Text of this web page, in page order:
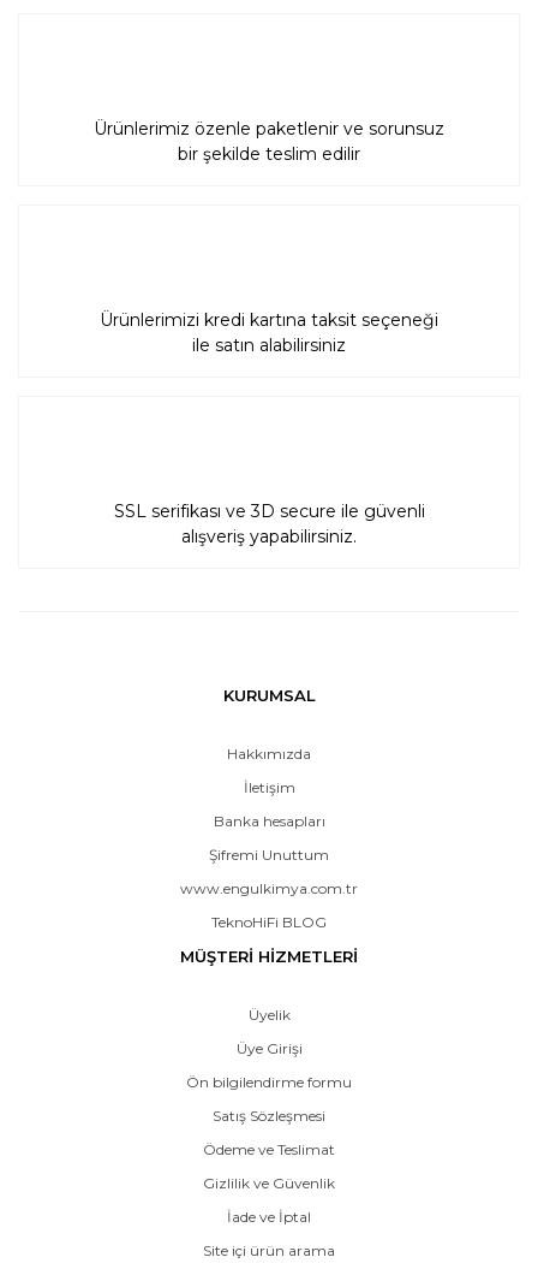
Ürünlerimiz özenle paketlenir ve sorunsuz
bir şekilde teslim edilir
Ürünlerimizi kredi kartına taksit seçeneği
ile satın alabilirsiniz
SSL serifikası ve 3D secure ile güvenli
alışveriş yapabilirsiniz.
KURUMSAL
Hakkımızda
İletişim
Banka hesapları
Şifremi Unuttum
www.engulkimya.com.tr
TeknoHiFi BLOG
MÜŞTERİ HİZMETLERİ
Üyelik
Üye Girişi
Ön bilgilendirme formu
Satış Sözleşmesi
Ödeme ve Teslimat
Gizlilik ve Güvenlik
İade ve İptal
Site içi ürün arama